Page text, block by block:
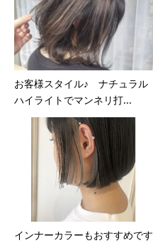
お客様スタイル♪ ナチュラル
ハイライトでマンネリ打...
インナーカラーもおすすめです